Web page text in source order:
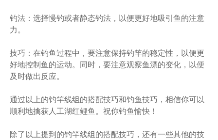
钓法：选择慢钓或者静态钓法，以便更好地吸引鱼的注意
力。
技巧：在钓鱼过程中，要注意保持钓竿的稳定性，以便更
好地控制鱼的运动。同时，要注意观察鱼漂的变化，以便
及时做出反应。
通过以上的钓竿线组的搭配技巧和钓鱼技巧，相信你可以
顺利地擒获人工湖红鲤鱼。祝你钓鱼愉快！
除了以上提到的钓竿线组的搭配技巧，还有一些其他的技